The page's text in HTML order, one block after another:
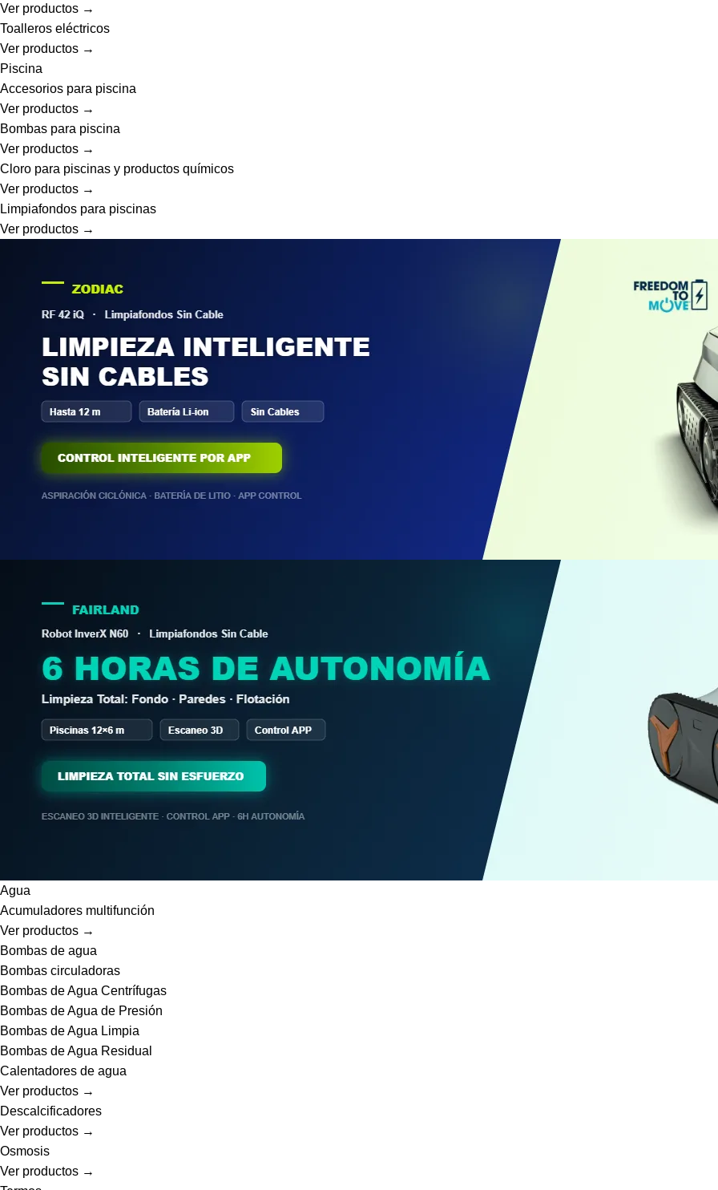
Ver productos →
Toalleros eléctricos
Ver productos →
Piscina
Accesorios para piscina
Ver productos →
Bombas para piscina
Ver productos →
Cloro para piscinas y productos químicos
Ver productos →
Limpiafondos para piscinas
Ver productos →
Agua
Acumuladores multifunción
Ver productos →
Bombas de agua
Bombas circuladoras
Bombas de Agua Centrífugas
Bombas de Agua de Presión
Bombas de Agua Limpia
Bombas de Agua Residual
Calentadores de agua
Ver productos →
Descalcificadores
Ver productos →
Osmosis
Ver productos →